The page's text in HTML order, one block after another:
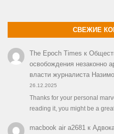
СВЕЖИЕ
The Epoch Times к
освобождения незаконно
власти журналиста
26.12.2025
Thanks for your personal
reading it, you might be a
macbook air a2681к